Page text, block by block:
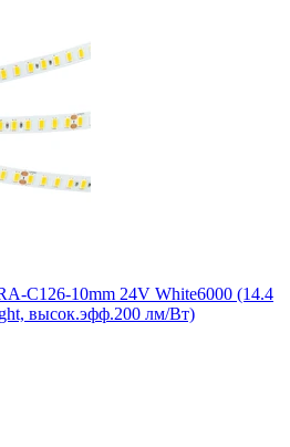
C126-10mm 24V White6000 (14.4
высок.эфф.200 лм/Вт)